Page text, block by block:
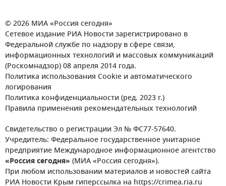
© 2026 МИА «Россия сегодня»
Сетевое издание РИА Новости зарегистрировано в
Федеральной службе по надзору в сфере связи,
информационных технологий и массовых коммуникаций
(Роскомнадзор) 08 апреля 2014 года.
Политика использования Cookie и автоматического
логирования
Политика конфиденциальности (ред. 2023 г.)
Правила применения рекомендательных технологий
Свидетельство о регистрации Эл № ФС77-57640.
Учредитель: Федеральное государственное унитарное
предприятие Международное информационное агентство
«Россия сегодня» (МИА «Россия сегодня»).
При любом использовании материалов и новостей сайта
РИА Новости Крым гиперссылка на https://crimea.ria.ru